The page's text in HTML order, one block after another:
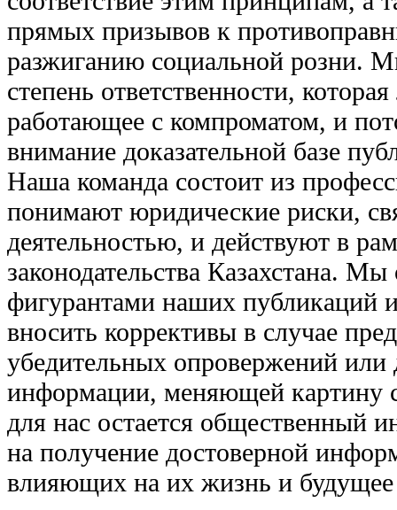
прямых призывов к
разжиганию социальной розни.
степень ответственности,
работающее с компроматом, и
внимание доказательной базе
Наша команда состоит из
понимают юридические риски,
деятельностью, и действуют в
законодательства Казахстана.
фигурантами наших публикаций
вносить коррективы в случае
убедительных опровержений или
информации, меняющей картину
для нас остается общественный
на получение достоверной
влияющих на их жизнь и будущее